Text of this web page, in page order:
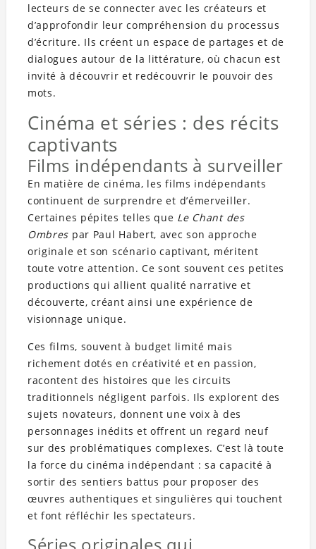
lecteurs de se connecter avec les créateurs et
d’approfondir leur compréhension du processus
d’écriture. Ils créent un espace de partages et de
dialogues autour de la littérature, où chacun est
invité à découvrir et redécouvrir le pouvoir des
mots.
Cinéma et séries : des récits
captivants
Films indépendants à surveiller
En matière de cinéma, les films indépendants
continuent de surprendre et d’émerveiller.
Certaines pépites telles que Le Chant des
Ombres par Paul Habert, avec son approche
originale et son scénario captivant, méritent
toute votre attention. Ce sont souvent ces petites
productions qui allient qualité narrative et
découverte, créant ainsi une expérience de
visionnage unique.
Ces films, souvent à budget limité mais
richement dotés en créativité et en passion,
racontent des histoires que les circuits
traditionnels négligent parfois. Ils explorent des
sujets novateurs, donnent une voix à des
personnages inédits et offrent un regard neuf
sur des problématiques complexes. C’est là toute
la force du cinéma indépendant : sa capacité à
sortir des sentiers battus pour proposer des
œuvres authentiques et singulières qui touchent
et font réfléchir les spectateurs.
Séries originales qui